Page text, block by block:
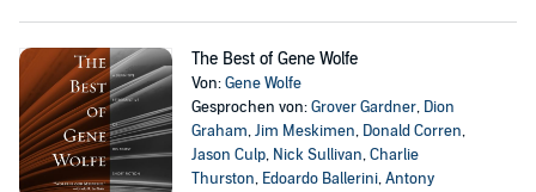
The Best of Gene Wolfe
Von:Gene Wolfe
Gesprochen von:Grover Gardner, Dion
Graham,Jim Meskimen, Donald Corren,
Jason Culp, Nick Sullivan,Charlie
Thurston, Edoardo Ballerini,Antony